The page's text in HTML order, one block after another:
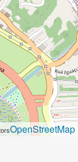
OpenStreetMap